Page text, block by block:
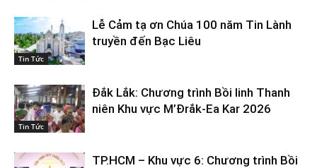
Tin Tức
Lễ Cảm tạ ơn Chúa 100 năm Tin Lành
truyền đến Bạc Liêu
Tin Tức
Đắk Lắk: Chương trình Bồi linh Thanh
niên Khu vực M’Đrắk-Ea Kar 2026
TP.HCM – Khu vực 6: Chương trình Bồi